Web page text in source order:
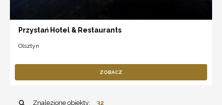
Przystań Hotel & Restaurants
Olsztyn
ZOBACZ
Znalezione obiekty: 32